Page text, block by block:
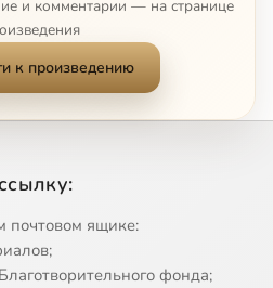
'Державная'
и комментарии — на странице
к произведению
ящике:
фонда;